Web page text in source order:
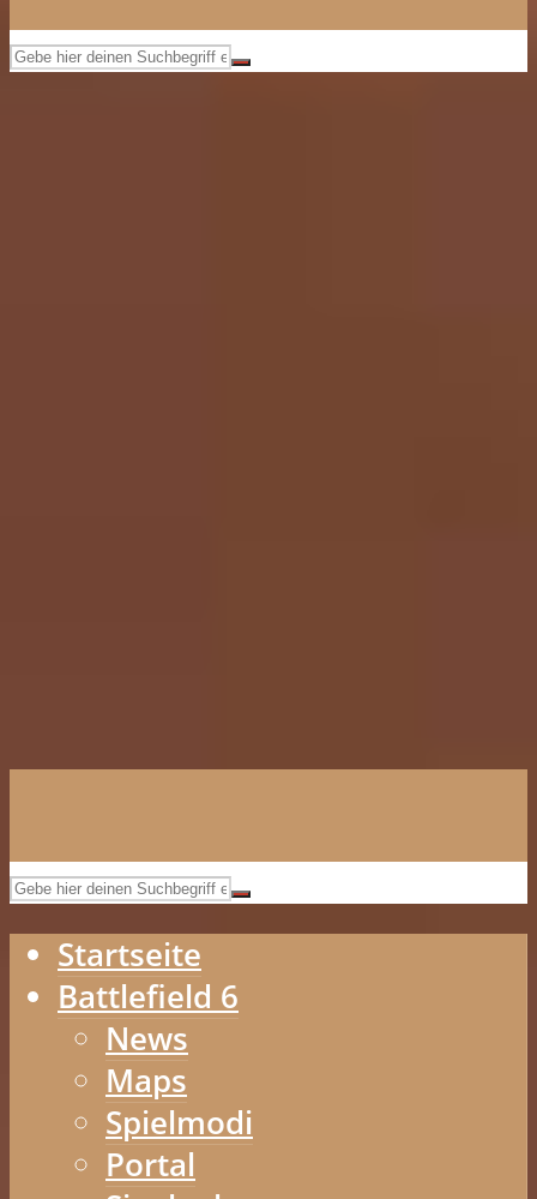
Startseite
Battlefield 6
News
Maps
Spielmodi
Portal